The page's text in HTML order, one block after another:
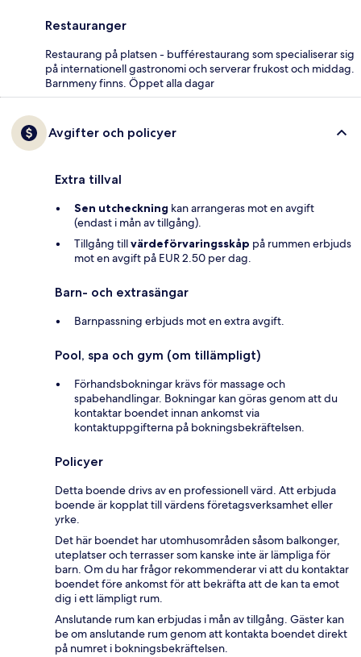
Restauranger
Restaurang på platsen - bufférestaurang som specialiserar sig
på internationell gastronomi och serverar frukost och middag.
Barnmeny finns. Öppet alla dagar
Avgifter och policyer
Extra tillval
Sen utcheckning kan arrangeras mot en avgift
(endast i mån av tillgång).
Tillgång tillvärdeförvaringsskåp på rummen erbjuds
mot en avgift på EUR 2.50 per dag.
Barn- och extrasängar
Barnpassning erbjuds mot en extra avgift.
Pool, spa och gym (om tillämpligt)
Förhandsbokningar krävs för massage och
spabehandlingar. Bokningar kan göras genom att du
kontaktar boendet innan ankomst via
kontaktuppgifterna på bokningsbekräftelsen.
Policyer
Detta boende drivs av en professionell värd. Att erbjuda
boende är kopplat till värdens företagsverksamhet eller
yrke.
Det här boendet har utomhusområden såsom balkonger,
uteplatser och terrasser som kanske inte är lämpliga för
barn. Om du har frågor rekommenderar vi att du kontaktar
boendet före ankomst för att bekräfta att de kan ta emot
dig i ett lämpligt rum.
Anslutande rum kan erbjudas i mån av tillgång. Gäster kan
be om anslutande rum genom att kontakta boendet direkt
på numret i bokningsbekräftelsen.